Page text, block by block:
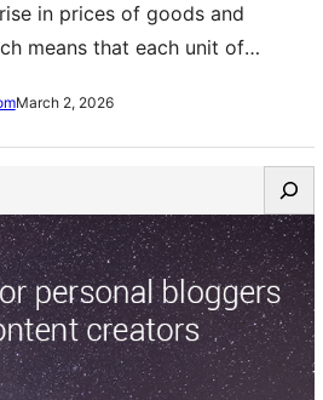
in prices of goods and
means that each unit of
March 2, 2026